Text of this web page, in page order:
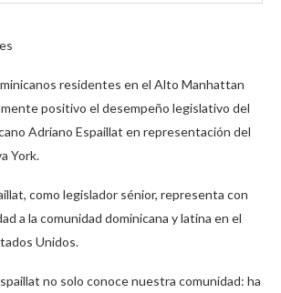
residentes en el Alto Manhattan
positivo el desempeño legislativo del
Adriano Espaillat en representación del
York.
como legislador sénior, representa con
a la comunidad dominicana y latina en el
Unidos.
no solo conoce nuestra comunidad: ha